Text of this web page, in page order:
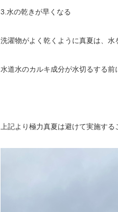
3.水の乾きが早くなる
洗濯物がよく乾くように真夏は、水
水道水のカルキ成分が水切るする前
上記より極力真夏は避けて実施する